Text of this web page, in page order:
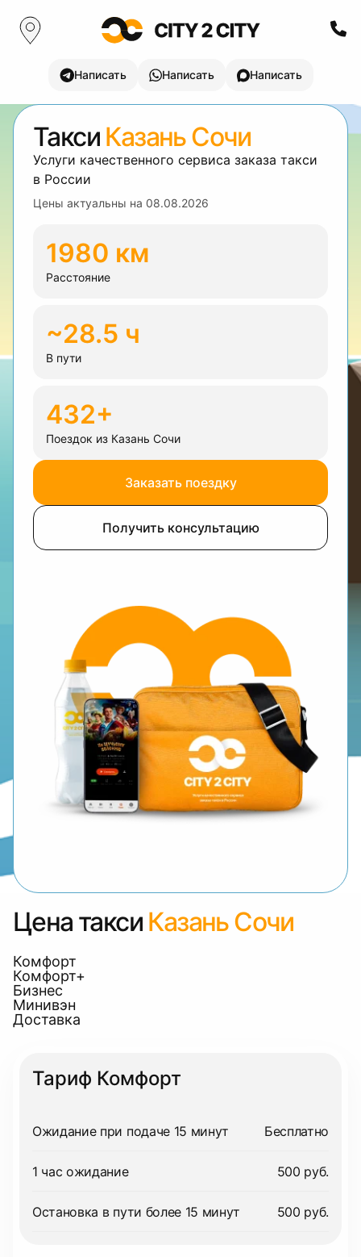
Написать Написать Написать
Такси Казань Сочи
Услуги качественного сервиса заказа такси
в России
Цены актуальны на 08.08.2026
1980 км
Расстояние
~28.5 ч
В пути
432+
Поездок из Казань Сочи
Заказать поездку
Получить консультацию
Цена такси Казань Сочи
Комфорт
Комфорт+
Бизнес
Минивэн
Доставка
Тариф Комфорт
Ожидание при подаче 15 минут Бесплатно
1 час ожидание 500 руб.
Остановка в пути более 15 минут 500 руб.